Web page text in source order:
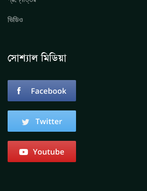
ভিডিও
সোশ্যাল মিডিয়া